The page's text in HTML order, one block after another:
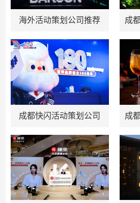
海外活动策划公司推荐
成都快闪活动策划公司